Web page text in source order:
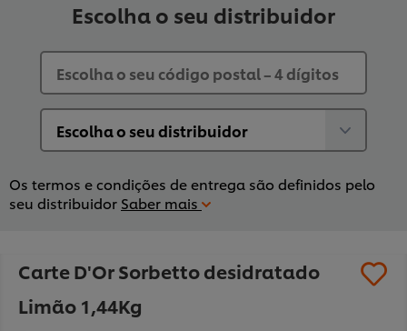
Escolha o seu distribuidor
Os termos e condições de entrega são definidos pelo
seu distribuidor Saber mais
Carte D'Or Sorbetto desidratado
Limão 1,44Kg